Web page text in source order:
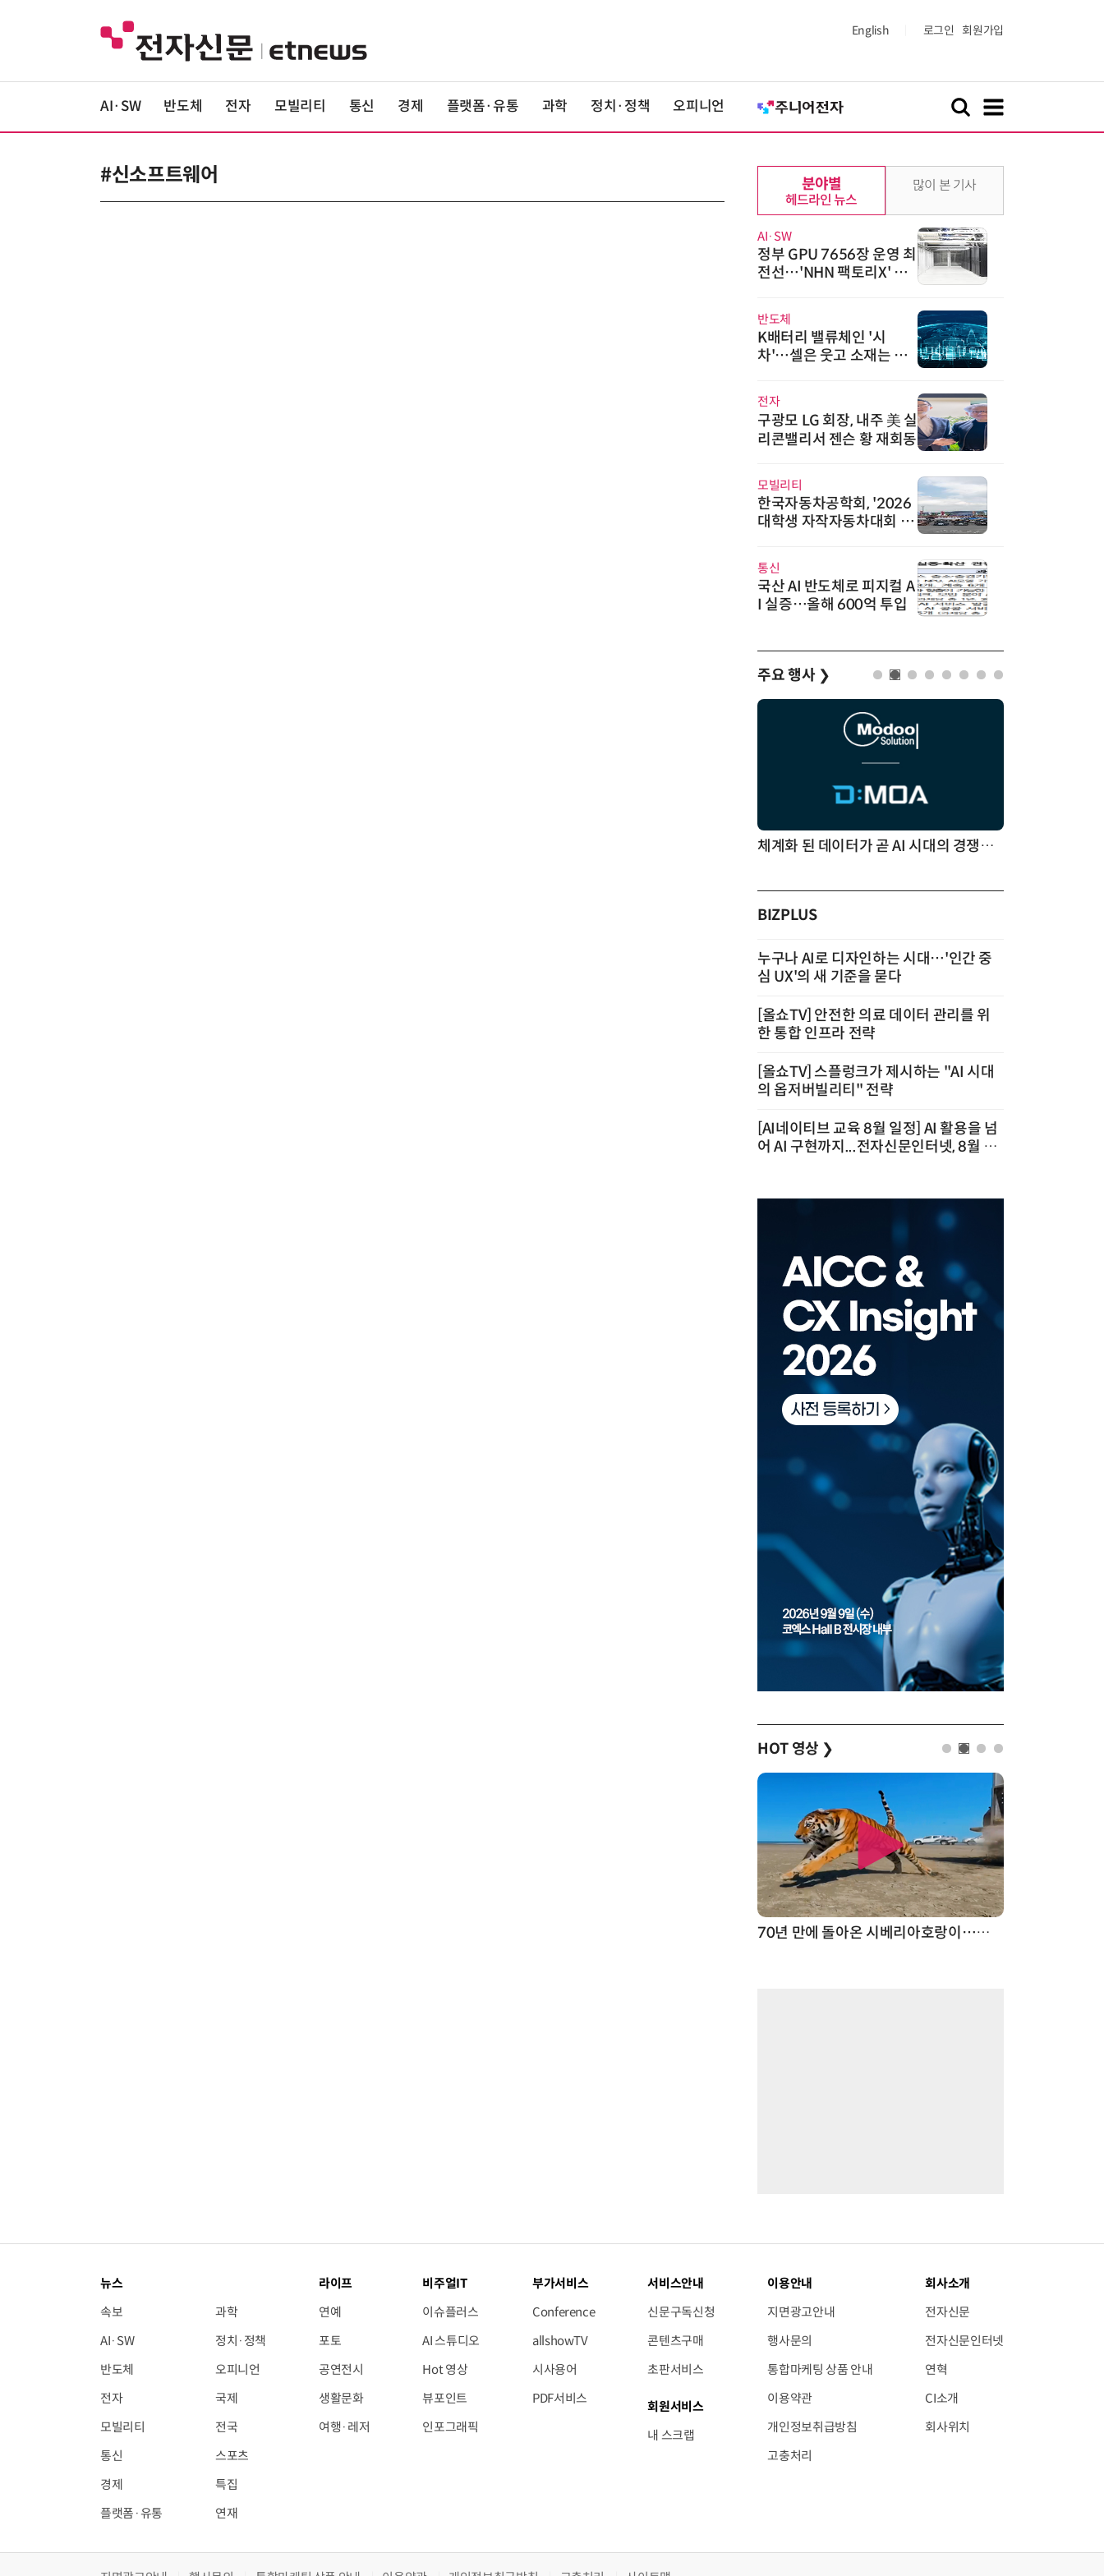
English 로그인 회원가입
AI·SW 반도체 전자 모빌리티 통신 경제 플랫폼·유통 과학 정치·정책 오피니언
#신소프트웨어 분야별
헤드라인 뉴스
AI·SW
정부 GPU 7656장 운영 최
전선…'NHN 팩토리X' 가
반도체
K배터리 밸류체인 '시
차'…셀은 웃고 소재는 아
전자
구광모 LG 회장, 내주 美 실
리콘밸리서 젠슨 황 재회동
모빌리티
한국자동차공학회, '2026
대학생 자작자동차대회 포
통신
국산 AI 반도체로 피지컬 A
I 실증…올해 600억 투입
많이 본 기사
주요 행사 ❯
체계화 된 데이터가 곧 AI 시대의 경쟁력이다
BIZPLUS
누구나 AI로 디자인하는 시대…'인간 중
심 UX'의 새 기준을 묻다
[올쇼TV] 안전한 의료 데이터 관리를 위
한 통합 인프라 전략
[올쇼TV] 스플렁크가 제시하는 "AI 시대
의 옵저버빌리티" 전략
[AI네이티브 교육 8월 일정] AI 활용을 넘
어 AI 구현까지...전자신문인터넷, 8월 실
HOT 영상 ❯
70년 만에 돌아온 시베리아호랑이…카자흐스탄 야생에 풀렸다
뉴스
속보
AI·SW
반도체
전자
모빌리티
통신
경제
플랫폼·유통
과학
정치·정책
오피니언
국제
전국
스포츠
특집
연재
라이프
연예
포토
공연전시
생활문화
여행·레저
비주얼IT
이슈플러스
AI 스튜디오
Hot 영상
뷰포인트
인포그래픽
부가서비스
Conference
allshowTV
시사용어
PDF서비스
서비스안내
신문구독신청
콘텐츠구매
초판서비스
회원서비스
내 스크랩
이용안내
지면광고안내
행사문의
통합마케팅 상품 안내
이용약관
개인정보취급방침
고충처리
회사소개
전자신문
전자신문인터넷
연혁
CI소개
회사위치